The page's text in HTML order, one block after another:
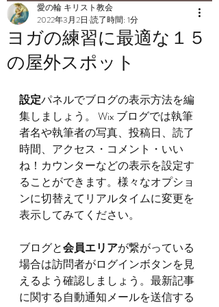
ヨガの練習に最適な１５
の屋外スポット
愛の輪 キリスト教会
2022年3月2日 読了時間: 1分
設定パネルでブログの表示方法を編
集しましょう。 Wix ブログでは執筆
者名や執筆者の写真、投稿日、読了
時間、アクセス・コメント・いい
ね！カウンターなどの表示を設定す
ることができます。様々なオプショ
ンに切替えてリアルタイムに変更を
表示してみてください。
ブログと会員エリアが繋がっている
場合は訪問者がログインボタンを見
えるよう確認しましょう。最新記事
に関する自動通知メールを送信する